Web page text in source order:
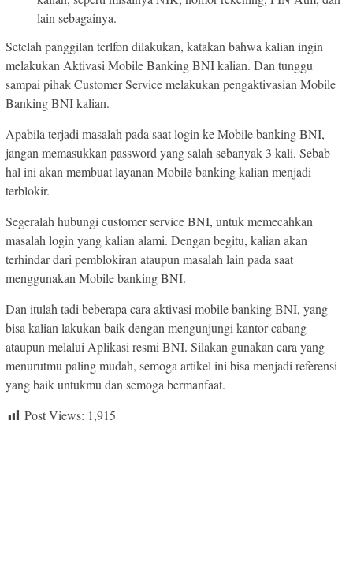
lain sebagainya.
Setelah panggilan terlfon dilakukan, katakan bahwa kalian ingin
melakukan Aktivasi Mobile Banking BNI kalian. Dan tunggu
sampai pihak Customer Service melakukan pengaktivasian Mobile
Banking BNI kalian.
Apabila terjadi masalah pada saat login ke Mobile banking BNI,
jangan memasukkan password yang salah sebanyak 3 kali. Sebab
hal ini akan membuat layanan Mobile banking kalian menjadi
terblokir.
Segeralah hubungi customer service BNI, untuk memecahkan
masalah login yang kalian alami. Dengan begitu, kalian akan
terhindar dari pemblokiran ataupun masalah lain pada saat
menggunakan Mobile banking BNI.
Dan itulah tadi beberapa cara aktivasi mobile banking BNI, yang
bisa kalian lakukan baik dengan mengunjungi kantor cabang
ataupun melalui Aplikasi resmi BNI. Silakan gunakan cara yang
menurutmu paling mudah, semoga artikel ini bisa menjadi referensi
yang baik untukmu dan semoga bermanfaat.
Post Views: 1,915